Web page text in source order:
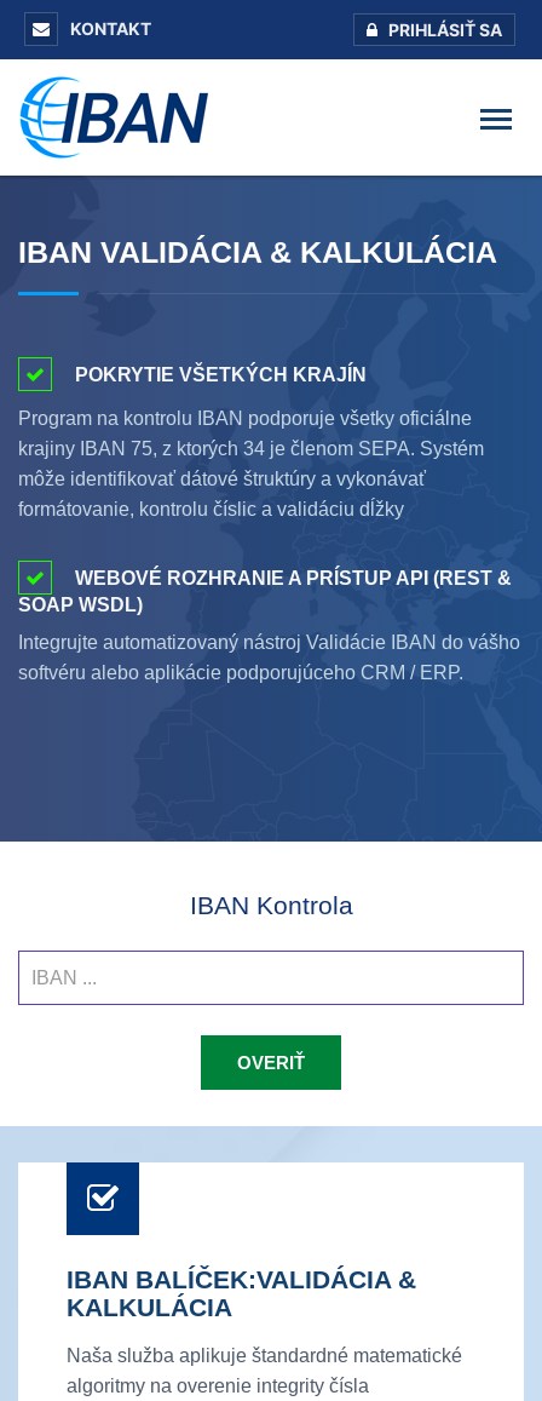
KONTAKT PRIHLÁSIŤ SA
IBAN VALIDÁCIA & KALKULÁCIA
POKRYTIE VŠETKÝCH KRAJÍN
Program na kontrolu IBAN podporuje všetky oficiálne
krajiny IBAN 75, z ktorých 34 je členom SEPA. Systém
môže identifikovať dátové štruktúry a vykonávať
formátovanie, kontrolu číslic a validáciu dĺžky
WEBOVÉ ROZHRANIE A PRÍSTUP API (REST &
SOAP WSDL)
Integrujte automatizovaný nástroj Validácie IBAN do vášho
softvéru alebo aplikácie podporujúceho CRM / ERP.
IBAN Kontrola
IBAN BALÍČEK:VALIDÁCIA &
KALKULÁCIA
Naša služba aplikuje štandardné matematické
algoritmy na overenie integrity čísla